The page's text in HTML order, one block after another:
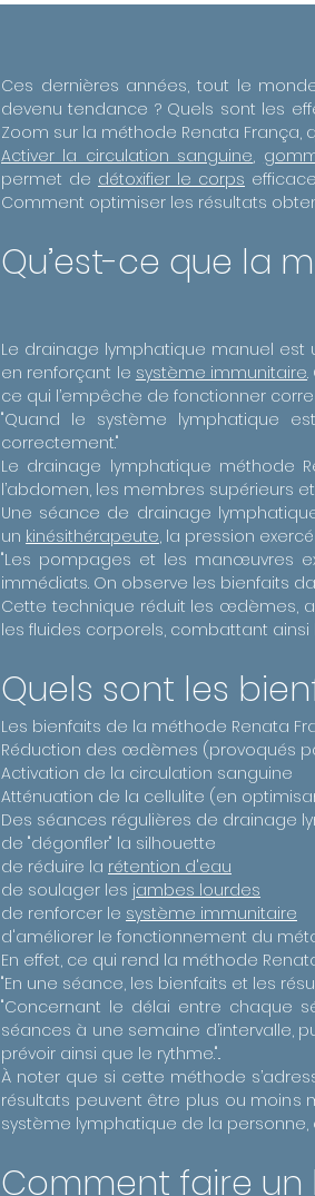
Ces dernières années, tout le
devenu tendance ? Quels sont les
Zoom sur la méthode Renata França,
Activer la circulation sanguine,
permet de détoxifier le corps
Comment optimiser les résultats
Qu’est-ce que la
Le drainage lymphatique manuel est
en renforçant le système immunitaire
ce qui l’empêche de fonctionner
"Quand le système lymphatique
correctement."
Le drainage lymphatique méthode
l’abdomen, les membres supérieurs
Une séance de drainage
un kinésithérapeute, la pression
"Les pompages et les manœuvres
immédiats. On observe les bienfaits
Cette technique réduit les œdèmes,
les fluides corporels, combattant ainsi
Quels sont les
Les bienfaits de la méthode Renata
Réduction des œdèmes (provoqués
Activation de la circulation sanguine
Atténuation de la cellulite (en
Des séances régulières de drainage
de "dégonfler" la silhouette
de réduire la rétention d'eau
de soulager les jambes lourdes
de renforcer le système immunitaire
d'améliorer le fonctionnement du
En effet, ce qui rend la méthode
"En une séance, les bienfaits et les
"Concernant le délai entre chaque
séances à une semaine d’intervalle,
prévoir ainsi que le rythme."..
À noter que si cette méthode
résultats peuvent être plus ou moins
système lymphatique de la personne,
Comment faire